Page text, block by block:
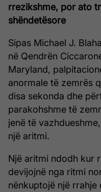
rrezikshme, por ato
shëndetësore
Sipas Michael J.
në Qendrën
Maryland,
anormale të zemrës
disa sekonda dhe
parakohshme të
jenë të
një aritmi.
Një aritmi ndodh kur
devijojnë nga ritmi
nënkuptojë një